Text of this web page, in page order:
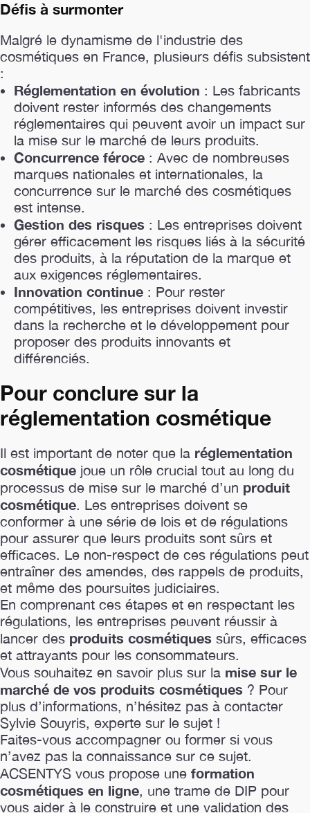
Défis à surmonter
Malgré le dynamisme de l'industrie des
cosmétiques en France, plusieurs défis subsistent
:
Réglementation en évolution : Les fabricants
doivent rester informés des changements
réglementaires qui peuvent avoir un impact sur
la mise sur le marché de leurs produits.
Concurrence féroce : Avec de nombreuses
marques nationales et internationales, la
concurrence sur le marché des cosmétiques
est intense.
Gestion des risques : Les entreprises doivent
gérer efficacement les risques liés à la sécurité
des produits, à la réputation de la marque et
aux exigences réglementaires.
Innovation continue : Pour rester
compétitives, les entreprises doivent investir
dans la recherche et le développement pour
proposer des produits innovants et
différenciés.
Pour conclure sur la
réglementation cosmétique
Il est important de noter que la réglementation
cosmétique joue un rôle crucial tout au long du
processus de mise sur le marché d’un produit
cosmétique. Les entreprises doivent se
conformer à une série de lois et de régulations
pour assurer que leurs produits sont sûrs et
efficaces. Le non-respect de ces régulations peut
entraîner des amendes, des rappels de produits,
et même des poursuites judiciaires.
En comprenant ces étapes et en respectant les
régulations, les entreprises peuvent réussir à
lancer des produits cosmétiques sûrs, efficaces
et attrayants pour les consommateurs.
Vous souhaitez en savoir plus sur la mise sur le
marché de vos produits cosmétiques ? Pour
plus d’informations, n’hésitez pas à contacter
Sylvie Souyris, experte sur le sujet !
Faites-vous accompagner ou former si vous
n’avez pas la connaissance sur ce sujet.
ACSENTYS vous propose une formation
cosmétiques en ligne, une trame de DIP pour
vous aider à le construire et une validation des